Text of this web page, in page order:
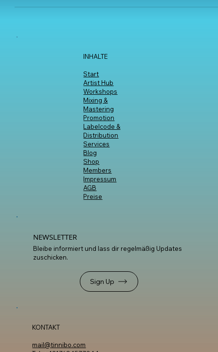
zu erleben gab.
INHALTE
Start
Artist Hub
Workshops
Mixing &
Mastering
Promotion
Labelcode &
Distribution
Services
Blog
Shop
Members
Bleibe informiert und lass dir regelmäßig Updates